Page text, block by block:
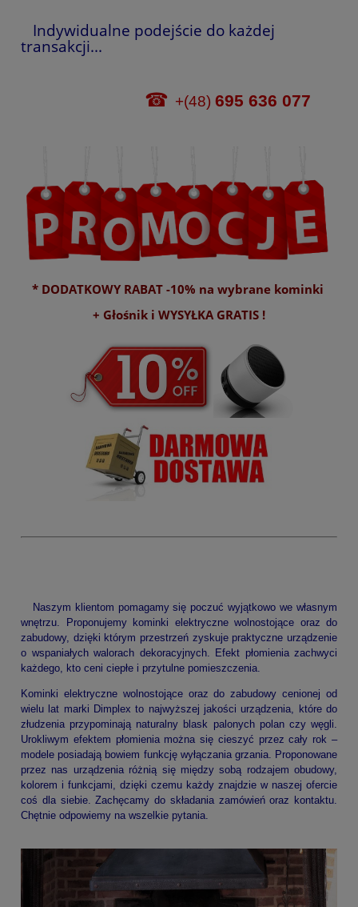
Indywidualne podejście do każdej
transakcji...
☎ +(48) 695 636 077
* DODATKOWY RABAT -10% na wybrane kominki
+ Głośnik i WYSYŁKA GRATIS !
Naszym klientom pomagamy się poczuć wyjątkowo we własnym
wnętrzu. Proponujemy kominki elektryczne wolnostojące oraz do
zabudowy, dzięki którym przestrzeń zyskuje praktyczne urządzenie
o wspaniałych walorach dekoracyjnych. Efekt płomienia zachwyci
każdego, kto ceni ciepłe i przytulne pomieszczenia.
Kominki elektryczne wolnostojące oraz do zabudowy cenionej od
wielu lat marki Dimplex to najwyższej jakości urządzenia, które do
złudzenia przypominają naturalny blask palonych polan czy węgli.
Urokliwym efektem płomienia można się cieszyć przez cały rok –
modele posiadają bowiem funkcję wyłączania grzania. Proponowane
przez nas urządzenia różnią się między sobą rodzajem obudowy,
kolorem i funkcjami, dzięki czemu każdy znajdzie w naszej ofercie
coś dla siebie. Zachęcamy do składania zamówień oraz kontaktu.
Chętnie odpowiemy na wszelkie pytania.